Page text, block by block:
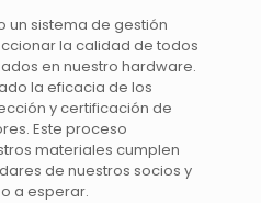
un sistema de gestión
la calidad de todos
en nuestro hardware.
la eficacia de los
y certificación de
Este proceso
materiales cumplen
de nuestros socios y
a esperar.